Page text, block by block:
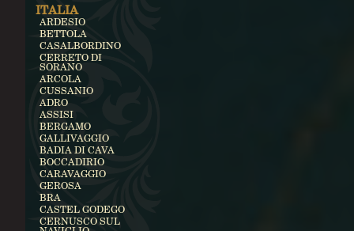
ITALIA
ARDESIO
BETTOLA
CASALBORDINO
CERRETO DI
SORANO
ARCOLA
CUSSANIO
ADRO
ASSISI
BERGAMO
GALLIVAGGIO
BADIA DI CAVA
BOCCADIRIO
CARAVAGGIO
GEROSA
BRA
CASTEL GODEGO
CERNUSCO SUL